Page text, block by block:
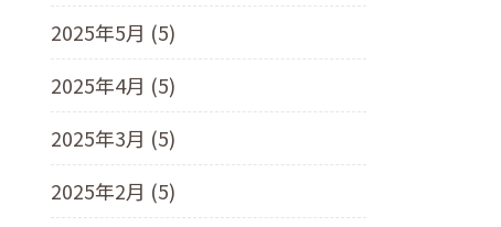
2025年5月 (5)
2025年4月 (5)
2025年3月 (5)
2025年2月 (5)